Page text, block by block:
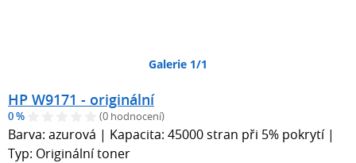
Galerie 1/1
HP W9171 - originální
0 % (0 hodnocení)
Barva: azurová | Kapacita: 45000 stran při 5% pokrytí |
Typ: Originální toner